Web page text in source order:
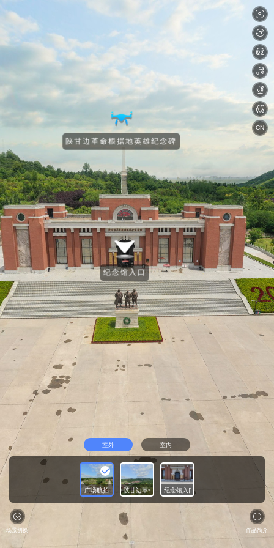
纪念馆入口
陕甘边革命根据地英雄纪念碑
CN
室外 室内
广场航拍 陕甘边革命根据地英雄纪念碑
纪念馆入口
场景切换 作品简介